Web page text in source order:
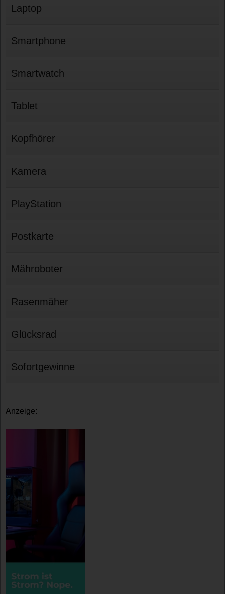
Laptop
Smartphone
Smartwatch
Tablet
Kopfhörer
Kamera
PlayStation
Postkarte
Mähroboter
Rasenmäher
Glücksrad
Sofortgewinne
Anzeige: